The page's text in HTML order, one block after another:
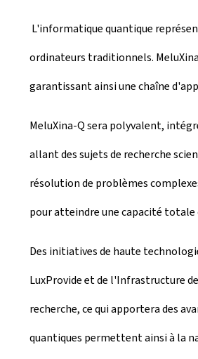
L'informatique quantique
ordinateurs traditionnels.
garantissant ainsi une chaîne
MeluXina-Q sera polyvalent,
allant des sujets de recherche
résolution de problèmes
pour atteindre une capacité totale
Des initiatives de haute
LuxProvide et de l'Infrastructure
recherche, ce qui apportera des
quantiques permettent ainsi à la